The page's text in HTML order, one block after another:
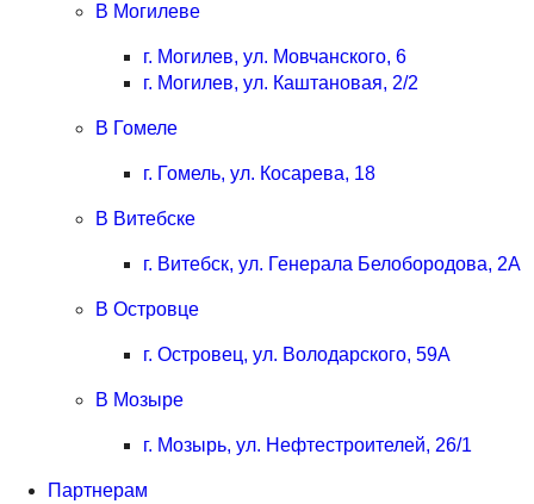
В Могилеве
г. Могилев, ул. Мовчанского, 6
г. Могилев, ул. Каштановая, 2/2
В Гомеле
г. Гомель, ул. Косарева, 18
В Витебске
г. Витебск, ул. Генерала Белобородова, 2А
В Островце
г. Островец, ул. Володарского, 59А
В Мозыре
г. Мозырь, ул. Нефтестроителей, 26/1
Партнерам